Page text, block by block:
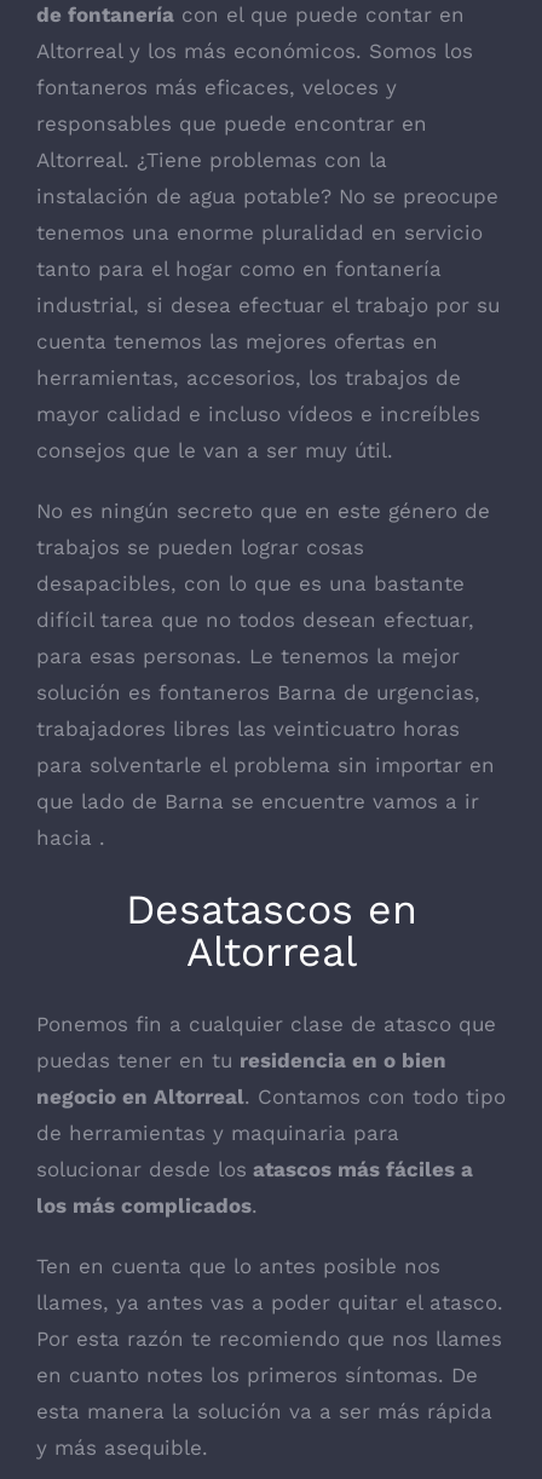
de fontanería con el que puede contar en
Altorreal y los más económicos. Somos los
fontaneros más eficaces, veloces y
responsables que puede encontrar en
Altorreal. ¿Tiene problemas con la
instalación de agua potable? No se preocupe
tenemos una enorme pluralidad en servicio
tanto para el hogar como en fontanería
industrial, si desea efectuar el trabajo por su
cuenta tenemos las mejores ofertas en
herramientas, accesorios, los trabajos de
mayor calidad e incluso vídeos e increíbles
consejos que le van a ser muy útil.
No es ningún secreto que en este género de
trabajos se pueden lograr cosas
desapacibles, con lo que es una bastante
difícil tarea que no todos desean efectuar,
para esas personas. Le tenemos la mejor
solución es fontaneros Barna de urgencias,
trabajadores libres las veinticuatro horas
para solventarle el problema sin importar en
que lado de Barna se encuentre vamos a ir
hacia .
Desatascos en
Altorreal
Ponemos fin a cualquier clase de atasco que
puedas tener en tu residencia en o bien
negocio en Altorreal. Contamos con todo tipo
de herramientas y maquinaria para
solucionar desde los atascos más fáciles a
los más complicados.
Ten en cuenta que lo antes posible nos
llames, ya antes vas a poder quitar el atasco.
Por esta razón te recomiendo que nos llames
en cuanto notes los primeros síntomas. De
esta manera la solución va a ser más rápida
y más asequible.